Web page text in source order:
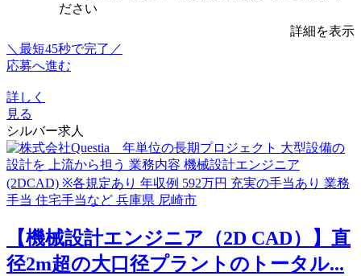
ださい
詳細を表示
＼最短45秒で完了／
応募へ進む
詳しく
見る
シルバー求人
【機械設計エンジニア（2D CAD）】直
径2m超の大口径プラントのトータル...